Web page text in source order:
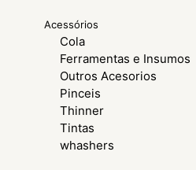
Acessórios
Cola
Ferramentas e Insumos
Outros Acesorios
Pinceis
Thinner
Tintas
whashers